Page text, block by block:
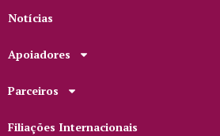
Notícias
Apoiadores
Parceiros
Filiações Internacionais